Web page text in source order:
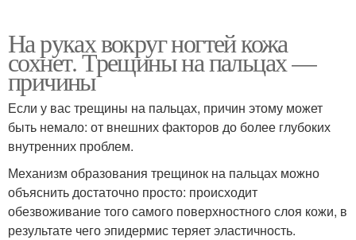
На руках вокруг ногтей кожа
сохнет. Трещины на пальцах —
причины
Если у вас трещины на пальцах, причин этому может
быть немало: от внешних факторов до более глубоких
внутренних проблем.
Механизм образования трещинок на пальцах можно
объяснить достаточно просто: происходит
обезвоживание того самого поверхностного слоя кожи, в
результате чего эпидермис теряет эластичность.